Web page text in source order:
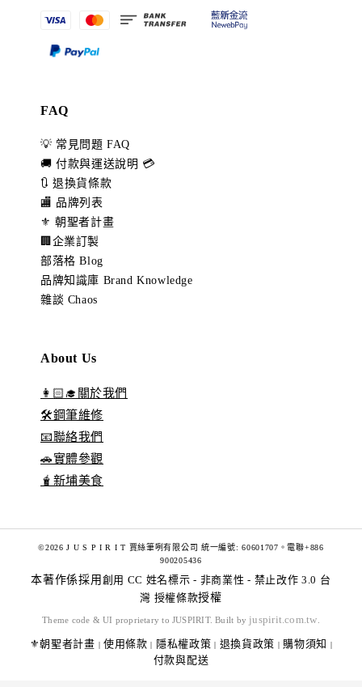
FAQ
💡 常見問題 FAQ
🚚 付款與運送說明 💳
🔃 退換貨條款
🏬 品牌列表
⚜️ 朝聖者計畫
🏢企業訂製
部落格 Blog
品牌知識庫 Brand Knowledge
雜談 Chaos
About Us
👩🏻‍🎓關於我們
🛠️鋼筆維修
📧聯絡我們
🚗實體參觀
🧋新埔美食
©2026 J U S P I R I T 賈絲筆咧有限公司 統一編號: 60601707。電聯+886
900205436
本著作係採用 創用 CC 姓名標示 - 非商業性 - 禁止改作 3.0 台
灣 授權條款授權
Theme code & UI proprietary to JUSPIRIT. Built by juspirit.com.tw
⚜️朝聖者計畫 | 使用條款 | 隱私權政策 | 退換貨政策 | 購物須知 |
付款與配送